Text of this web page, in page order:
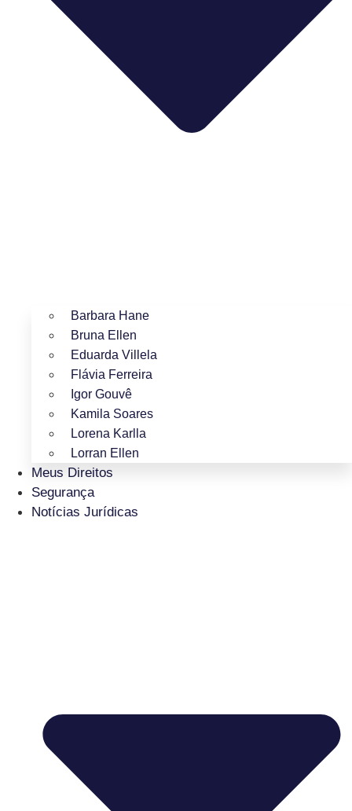
Barbara Hane
Bruna Ellen
Eduarda Villela
Flávia Ferreira
Igor Gouvê
Kamila Soares
Lorena Karlla
Lorran Ellen
Meus Direitos
Segurança
Notícias Jurídicas